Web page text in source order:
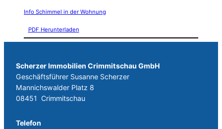
Info Schimmel in der Wohnung
PDF Herunterladen
Scherzer Immobilien Crimmitschau GmbH
Geschäftsführer Susanne Scherzer
Mannichswalder Platz 8
08451 Crimmitschau
Telefon